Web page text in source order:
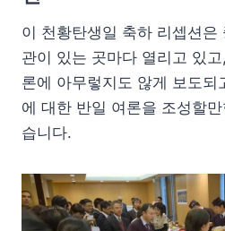
이 천황탄생일 축하 리셉션은
관이 있는 곳마다 열리고 있
론에 아무렇지도 않게 보도되
에 대한 반일 여론을 조성할
습니다.